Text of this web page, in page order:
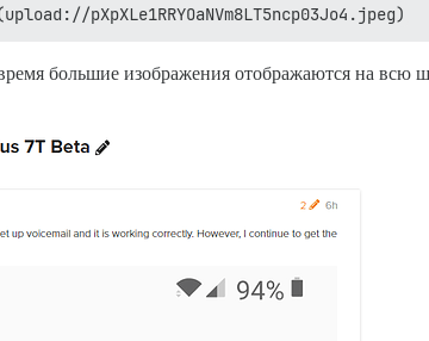
pXpXLe1RRYOaNVm8LT5ncp03Jo4.jpeg)
большие изображения отображаются на всю